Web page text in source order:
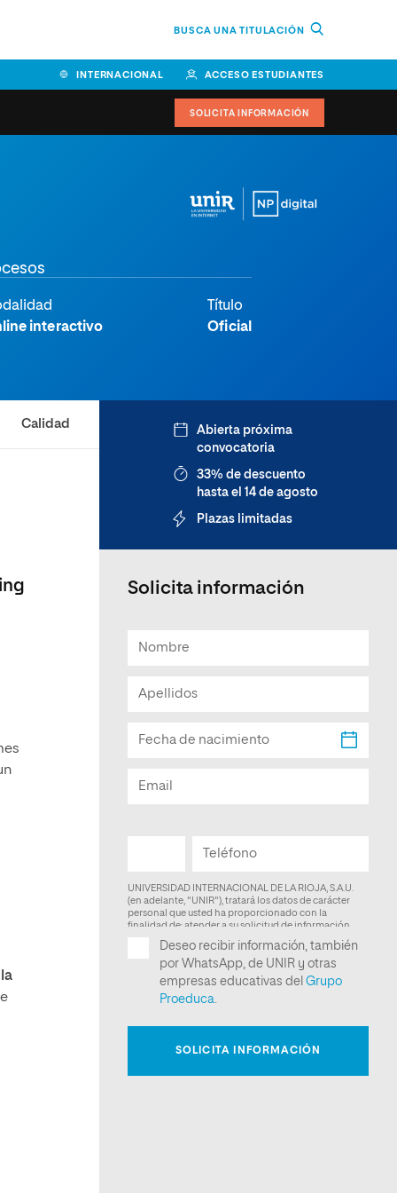
BUSCA UNA TITULACIÓN
INTERNACIONAL ACCESO ESTUDIANTES
Salud
Facultad de Economía y
Facultad de Artes y Ciencias
SOLICITA INFORMACIÓN
interactivo
Título
Oficial
Calidad
la
Abierta próxima
convocatoria
33% de descuento
hasta el 14 de agosto
Plazas limitadas
Solicita información